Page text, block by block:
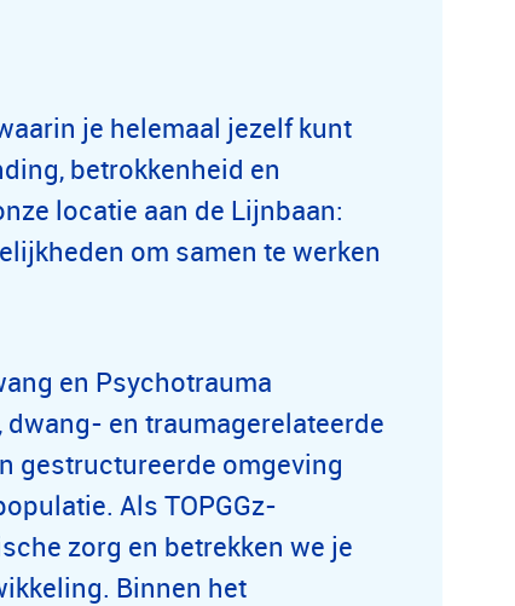
je helemaal jezelf kunt
betrokkenheid en
locatie aan de Lijnbaan:
om samen te werken
en Psychotrauma
en traumagerelateerde
gestructureerde omgeving
Als TOPGGz-
zorg en betrekken we je
Binnen het